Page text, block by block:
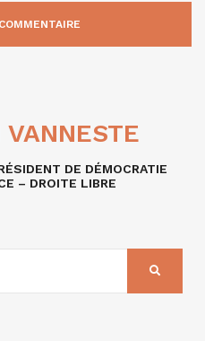
DE DÉMOCRATIE
– DROITE LIBRE